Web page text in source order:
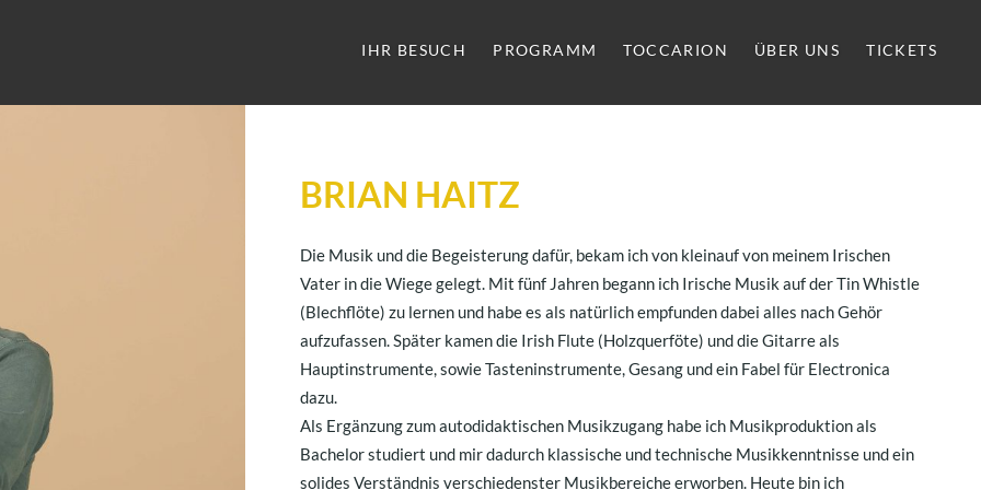
IHR BESUCH PROGRAMM TOCCARION ÜBER UNS TICKETS
BRIAN HAITZ
Die Musik und die Begeisterung dafür, bekam ich von kleinauf von meinem Irischen
Vater in die Wiege gelegt. Mit fünf Jahren begann ich Irische Musik auf der Tin Whistle
(Blechflöte) zu lernen und habe es als natürlich empfunden dabei alles nach Gehör
aufzufassen. Später kamen die Irish Flute (Holzquerföte) und die Gitarre als
Hauptinstrumente, sowie Tasteninstrumente, Gesang und ein Fabel für Electronica
dazu.
Als Ergänzung zum autodidaktischen Musikzugang habe ich Musikproduktion als
Bachelor studiert und mir dadurch klassische und technische Musikkenntnisse und ein
solides Verständnis verschiedenster Musikbereiche erworben. Heute bin ich